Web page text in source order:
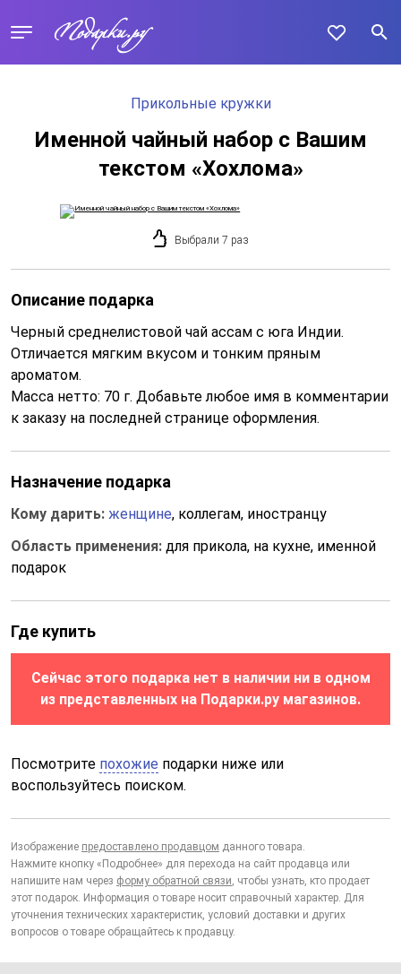
Прикольные кружки
Именной чайный набор с Вашим
текстом «Хохлома»
Выбрали 7 раз
Описание подарка
Черный среднелистовой чай ассам с юга Индии.
Отличается мягким вкусом и тонким пряным
ароматом.
Масса нетто: 70 г. Добавьте любое имя в комментарии
к заказу на последней странице оформления.
Назначение подарка
Кому дарить: женщине, коллегам, иностранцу
Область применения: для прикола, на кухне, именной
подарок
Где купить
Сейчас этого подарка нет в наличии ни в одном
из представленных на Подарки.ру магазинов.
Посмотрите похожие подарки ниже или
воспользуйтесь поиском.
Изображение предоставлено продавцом данного товара.
Нажмите кнопку «Подробнее» для перехода на сайт продавца или
напишите нам через форму обратной связи, чтобы узнать, кто продает
этот подарок. Информация о товаре носит справочный характер. Для
уточнения технических характеристик, условий доставки и других
вопросов о товаре обращайтесь к продавцу.